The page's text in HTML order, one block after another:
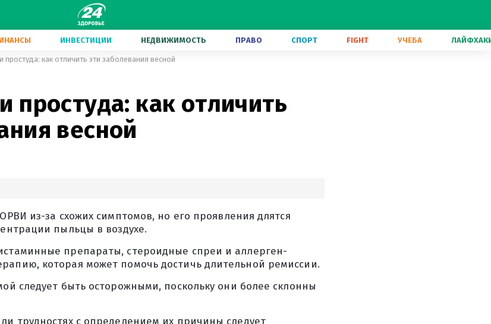
ИНВЕСТИЦИИ НЕДВИЖИМОСТЬ ПРАВО СПОРТ FIGHT УЧЕБА
простуда: как отличить эти заболевания весной
простуда: как отличить
весной
из-за схожих симптомов, но его проявления длятся
пыльцы в воздухе.
препараты, стероидные спреи и аллерген-
которая может помочь достичь длительной ремиссии.
следует быть осторожными, поскольку они более склонны
трудностях с определением их причины следует